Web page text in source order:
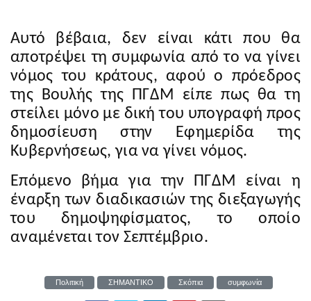
Αυτό βέβαια, δεν είναι κάτι που θα
αποτρέψει τη συμφωνία από το να γίνει
νόμος του κράτους, αφού ο πρόεδρος
της Βουλής της ΠΓΔΜ είπε πως θα τη
στείλει μόνο με δική του υπογραφή προς
δημοσίευση στην Εφημερίδα της
Κυβερνήσεως, για να γίνει νόμος.
Επόμενο βήμα για την ΠΓΔΜ είναι η
έναρξη των διαδικασιών της διεξαγωγής
του δημοψηφίσματος, το οποίο
αναμένεται τον Σεπτέμβριο.
Πολιτική ΣΗΜΑΝΤΙΚΟ Σκόπια συμφωνία